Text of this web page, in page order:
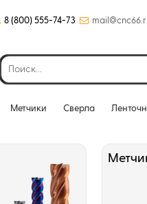
8 (800) 555-74-73
Метчики Сверла